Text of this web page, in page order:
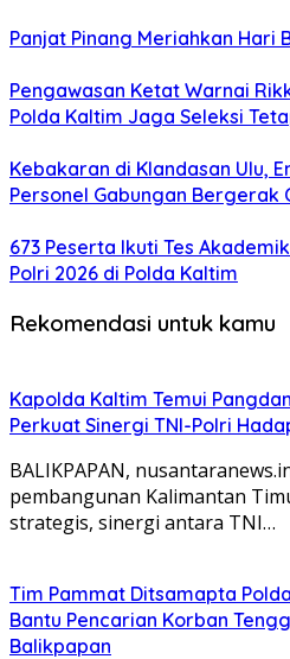
Panjat Pinang Meriahkan Hari
Pengawasan Ketat Warnai
Polda Kaltim Jaga Seleksi
Kebakaran di Klandasan Ulu,
Personel Gabungan Bergerak
673 Peserta Ikuti Tes
Polri 2026 di Polda Kaltim
Rekomendasi untuk kamu
Kapolda Kaltim Temui
Perkuat Sinergi TNI-Polri
BALIKPAPAN,
pembangunan Kalimantan
strategis, sinergi antara TNI…
Tim Pammat Ditsamapta
Bantu Pencarian Korban
Balikpapan